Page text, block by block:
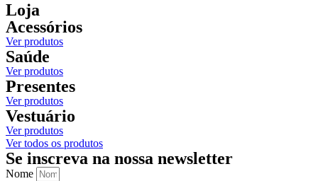
Loja
Acessórios
Ver produtos
Saúde
Ver produtos
Presentes
Ver produtos
Vestuário
Ver produtos
Ver todos os produtos
Se inscreva na nossa newsletter
Nome